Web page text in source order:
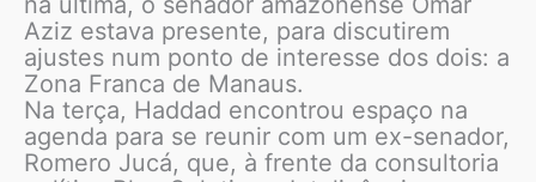
Aziz estava presente, para discutirem
ajustes num ponto de interesse dos dois: a
Zona Franca de Manaus.
Na terça, Haddad encontrou espaço na
agenda para se reunir com um ex-senador,
Romero Jucá, que, à frente da consultoria